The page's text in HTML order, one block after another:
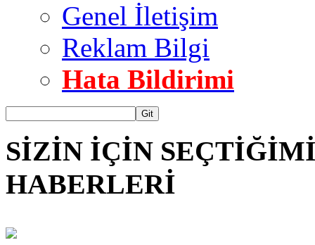
Genel İletişim
Reklam Bilgi
Hata Bildirimi
Git
SİZİN İÇİN
HABERLERİ